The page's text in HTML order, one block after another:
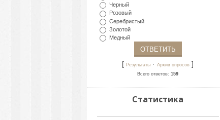
Черный
Розовый
Серебристый
Золотой
Медный
[ Результаты · Архив опросов ]
Всего ответов: 159
Статистика